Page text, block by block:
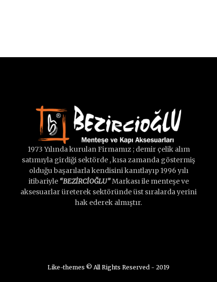
1973 Yılında kurulan Firmamız ; demir çelik alım
satımıyla girdiği sektörde , kısa zamanda göstermiş
olduğu başarılarla kendisini kanıtlayıp 1996 yılı
itibariyle “BEZİRCİOĞLU”Markası ile menteşe ve
aksesuarlar üreterek sektöründe üst sıralarda yerini
hak ederek almıştır.
Like-themes © All Rights Reserved - 2019